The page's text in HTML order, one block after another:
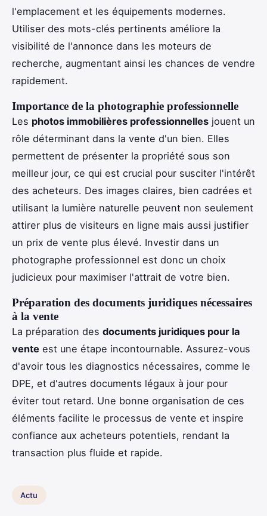
l'emplacement et les équipements modernes.
Utiliser des mots-clés pertinents améliore la
visibilité de l'annonce dans les moteurs de
recherche, augmentant ainsi les chances de vendre
rapidement.
Importance de la photographie professionnelle
Les photos immobilières professionnelles jouent un
rôle déterminant dans la vente d'un bien. Elles
permettent de présenter la propriété sous son
meilleur jour, ce qui est crucial pour susciter l'intérêt
des acheteurs. Des images claires, bien cadrées et
utilisant la lumière naturelle peuvent non seulement
attirer plus de visiteurs en ligne mais aussi justifier
un prix de vente plus élevé. Investir dans un
photographe professionnel est donc un choix
judicieux pour maximiser l'attrait de votre bien.
Préparation des documents juridiques nécessaires
à la vente
La préparation des documents juridiques pour la
vente est une étape incontournable. Assurez-vous
d'avoir tous les diagnostics nécessaires, comme le
DPE, et d'autres documents légaux à jour pour
éviter tout retard. Une bonne organisation de ces
éléments facilite le processus de vente et inspire
confiance aux acheteurs potentiels, rendant la
transaction plus fluide et rapide.
Actu